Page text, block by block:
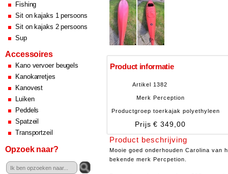
Fishing
Sit on kajaks 1 persoons
Sit on kajaks 2 persoons
Sup
Accessoires
Kano vervoer beugels
Kanokarretjes
Kanovest
Luiken
Peddels
Spatzeil
Transportzeil
Opzoek naar?
Product informatie
Artikel 1382
Merk Perception
Productgroep toerkajak polyethyleen
Prijs € 349,00
Product beschrijving
Mooie goed onderhouden Carolina van
bekende merk Percpetion.